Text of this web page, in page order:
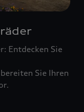
Entdecken Sie
Sie Ihren